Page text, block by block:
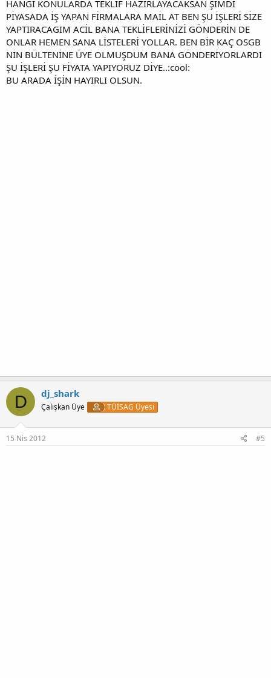
HANGİ KONULARDA TEKLİF HAZIRLAYACAKSAN ŞİMDİ
PİYASADA İŞ YAPAN FİRMALARA MAİL AT BEN ŞU İŞLERİ SİZE
YAPTIRACAGIM ACİL BANA TEKLİFLERİNİZİ GÖNDERİN DE
ONLAR HEMEN SANA LİSTELERİ YOLLAR. BEN BİR KAÇ OSGB
NİN BÜLTENİNE ÜYE OLMUŞDUM BANA GÖNDERİYORLARDI
ŞU İŞLERİ ŞU FİYATA YAPIYORUZ DİYE..:cool:
BU ARADA İŞİN HAYIRLI OLSUN.
D dj_shark
Çalışkan Üye TÜİSAG Üyesi
15 Nis 2012 #5